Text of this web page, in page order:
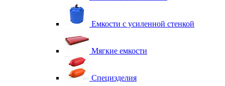
Емкости с усиленной стенкой
Мягкие емкости
Специзделия